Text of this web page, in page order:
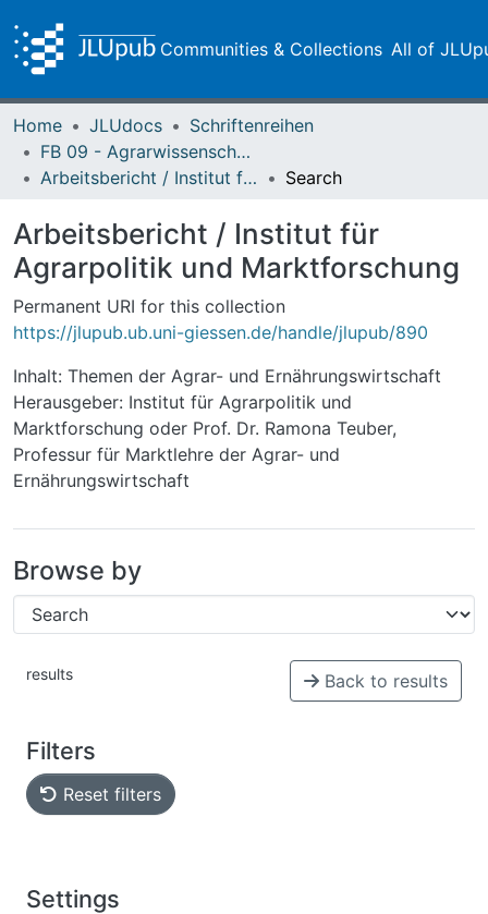
Communities & Collections All of
Home JLUdocs
Schriftenreihen
FB 09 - Agrarwissenschaften, Ökotrophologie und Umweltmanagement
Arbeitsbericht / Institut für Agrarpolitik und Marktforschung
Search
Arbeitsbericht / Institut für
Agrarpolitik und Marktforschung
Permanent URI for this collection
https://jlupub.ub.uni-giessen.de/handle/jlupub/890
Inhalt: Themen der Agrar- und Ernährungswirtschaft
Herausgeber: Institut für Agrarpolitik und
Marktforschung oder Prof. Dr. Ramona Teuber,
Professur für Marktlehre der Agrar- und
Ernährungswirtschaft
Browse by
results Back to results
Filters
Reset filters
Settings